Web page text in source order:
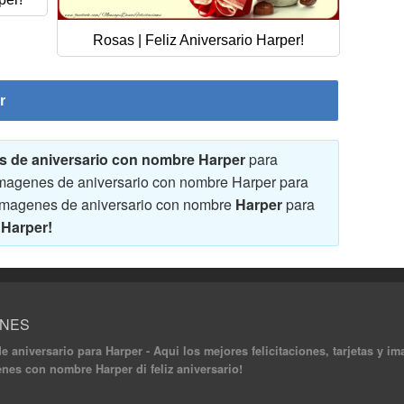
Rosas | Feliz Aniversario Harper!
de aniversario con nombre Harperpara
de aniversario con nombre Harper para
de aniversario con nombre Harperpara
aniversario para Harper - Aqui los mejores felicitaciones, tarjetas y
con nombre Harper di feliz aniversario!